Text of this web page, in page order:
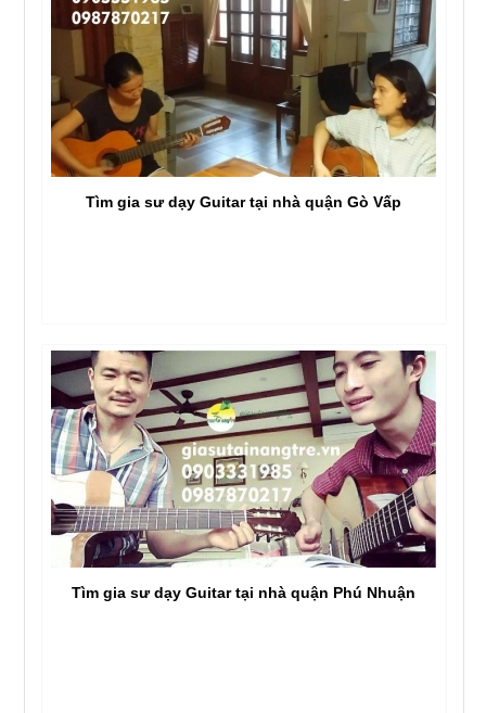
Tìm gia sư dạy Guitar tại nhà quận Gò Vấp
Tìm gia sư dạy Guitar tại nhà quận Phú Nhuận